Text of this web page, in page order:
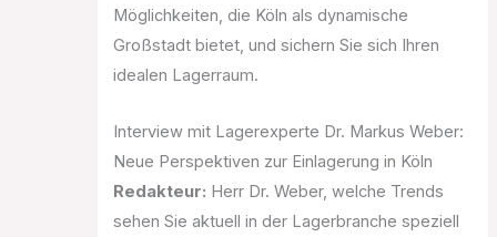
Möglichkeiten, die Köln als dynamische
Großstadt bietet, und sichern Sie sich Ihren
idealen Lagerraum.
Interview mit Lagerexperte Dr. Markus Weber:
Neue Perspektiven zur Einlagerung in Köln
Redakteur: Herr Dr. Weber, welche Trends
sehen Sie aktuell in der Lagerbranche speziell